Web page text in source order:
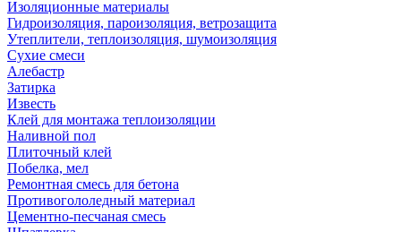
Изоляционные материалы
Гидроизоляция, пароизоляция, ветрозащита
Утеплители, теплоизоляция, шумоизоляция
Сухие смеси
Алебастр
Затирка
Известь
Клей для монтажа теплоизоляции
Наливной пол
Плиточный клей
Побелка, мел
Ремонтная смесь для бетона
Противогололедный материал
Цементно-песчаная смесь